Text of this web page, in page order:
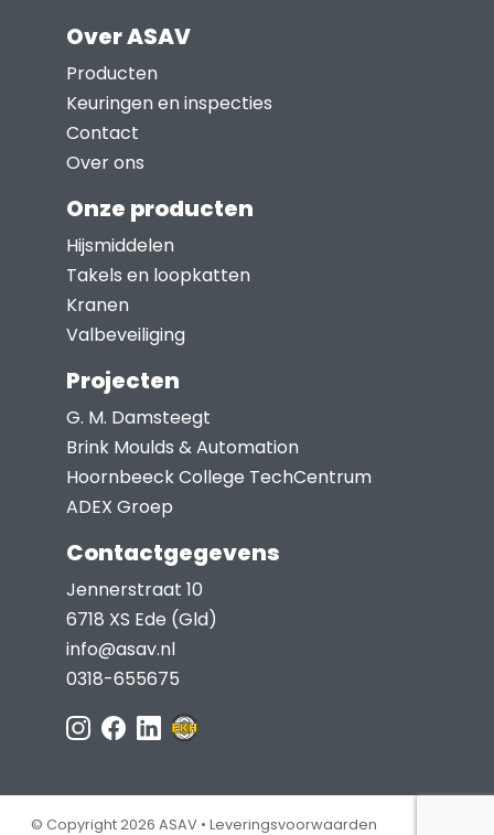
Over ASAV
Producten
Keuringen en inspecties
Contact
Over ons
Onze producten
Hijsmiddelen
Takels en loopkatten
Kranen
Valbeveiliging
Projecten
G. M. Damsteegt
Brink Moulds & Automation
Hoornbeeck College TechCentrum
ADEX Groep
Contactgegevens
Jennerstraat 10
6718 XS Ede (Gld)
info@asav.nl
0318-655675
© Copyright 2026 ASAV • Leveringsvoorwaarden